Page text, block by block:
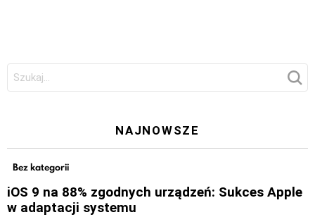
Szukaj:
NAJNOWSZE
Bez kategorii
iOS 9 na 88% zgodnych urządzeń: Sukces Apple
w adaptacji systemu